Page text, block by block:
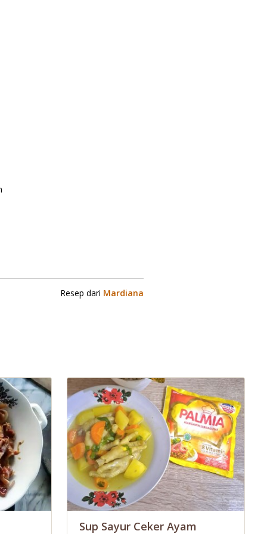
Resep dari Mardiana
Sup Sayur Ceker Ayam